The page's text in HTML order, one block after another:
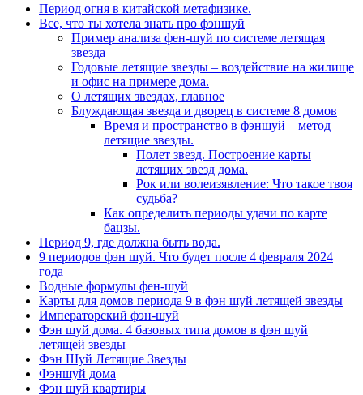
Период огня в китайской метафизике.
Все, что ты хотела знать про фэншуй
Пример анализа фен-шуй по системе летящая
звезда
Годовые летящие звезды – воздействие на жилище
и офис на примере дома.
О летящих звездах, главное
Блуждающая звезда и дворец в системе 8 домов
Время и пространство в фэншуй – метод
летящие звезды.
Полет звезд. Построение карты
летящих звезд дома.
Рок или волеизявление: Что такое твоя
судьба?
Как определить периоды удачи по карте
бацзы.
Период 9, где должна быть вода.
9 периодов фэн шуй. Что будет после 4 февраля 2024
года
Водные формулы фен-шуй
Карты для домов периода 9 в фэн шуй летящей звезды
Императорский фэн-шуй
Фэн шуй дома. 4 базовых типа домов в фэн шуй
летящей звезды
Фэн Шуй Летящие Звезды
Фэншуй дома
Фэн шуй квартиры